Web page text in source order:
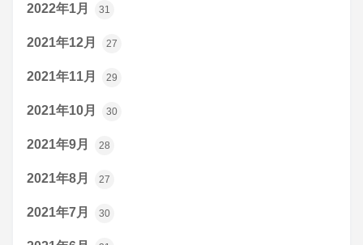
2022年1月 31
2021年12月 27
2021年11月 29
2021年10月 30
2021年9月 28
2021年8月 27
2021年7月 30